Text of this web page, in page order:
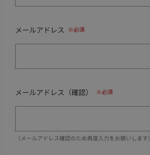
メールアドレス
メールアドレス（確認）
（メールアドレス確認のため再度入力をお願いします)